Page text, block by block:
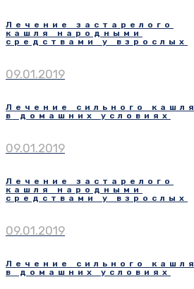
Лечение застарелого
кашля народными
средствами у взрослых
09.01.2019
Лечение сильного кашля
в домашних условиях
09.01.2019
Лечение застарелого
кашля народными
средствами у взрослых
09.01.2019
Лечение сильного кашля
в домашних условиях